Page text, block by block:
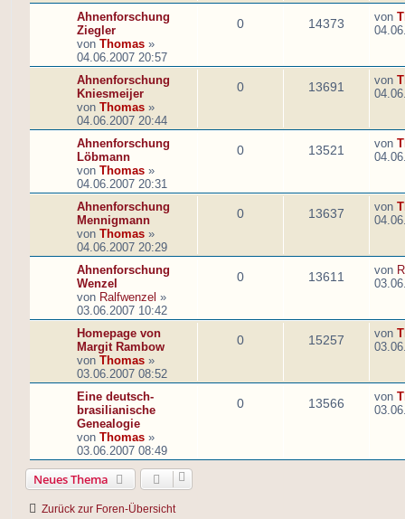
Ahnenforschung
Ziegler
von Thomas »
04.06.2007 20:57
0 14373 von
Ahnenforschung
Kniesmeijer
von Thomas »
04.06.2007 20:44
0 13691 von
Ahnenforschung
Löbmann
von Thomas »
04.06.2007 20:31
0 13521 von
Ahnenforschung
Mennigmann
von Thomas »
04.06.2007 20:29
0 13637 von
Ahnenforschung
Wenzel
von Ralfwenzel »
03.06.2007 10:42
0 13611 von
Homepage von
Margit Rambow
von Thomas »
03.06.2007 08:52
0 15257 von
Eine deutsch-
brasilianische
Genealogie
von Thomas »
03.06.2007 08:49
0 13566 von
Neues Thema
Zurück zur Foren-Übersicht